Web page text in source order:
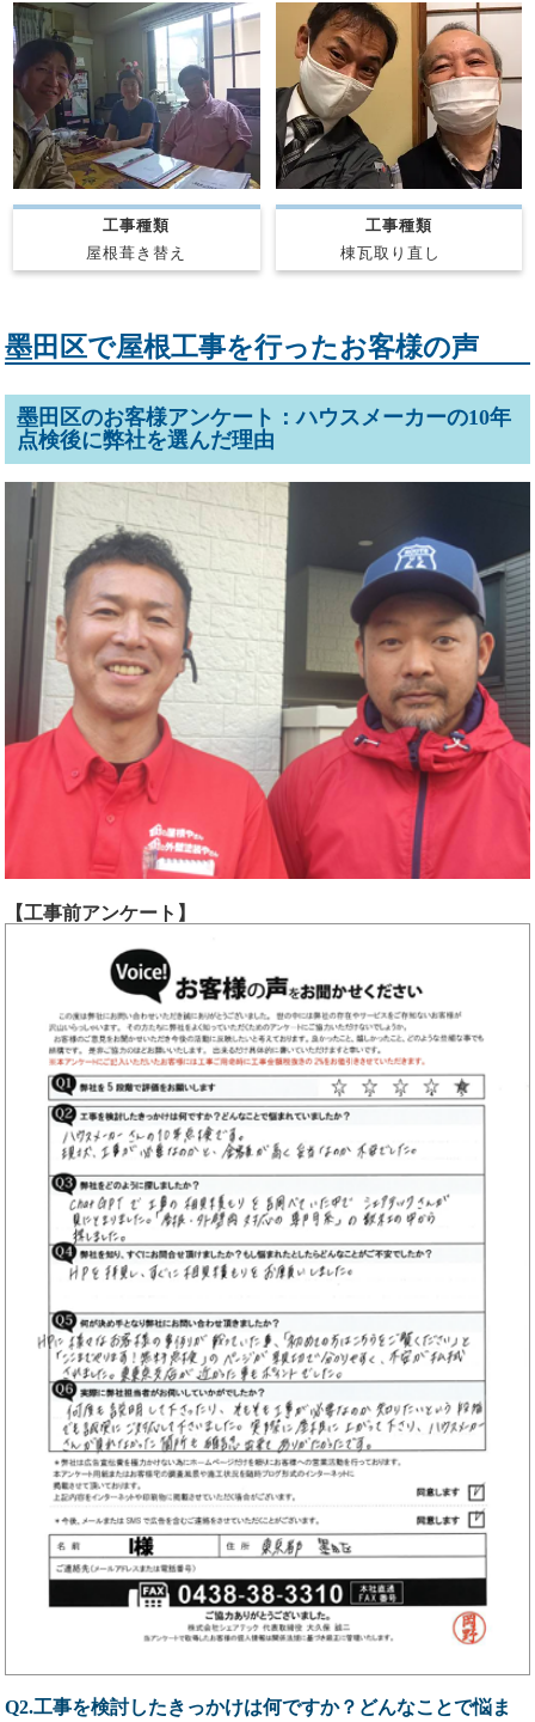
工事種類
屋根葺き替え
工事種類
棟瓦取り直し
墨田区で屋根工事を行ったお客様の声
墨田区のお客様アンケート：ハウスメーカーの10年
点検後に弊社を選んだ理由
【工事前アンケート】
Q2.工事を検討したきっかけは何ですか？どんなことで悩ま